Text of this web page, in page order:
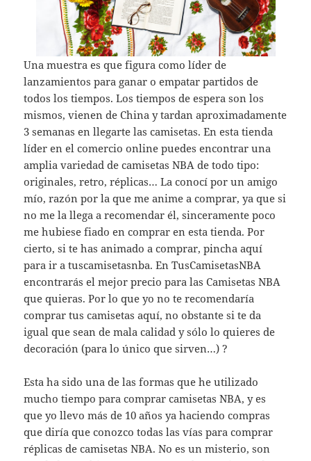
Una muestra es que figura como líder de
lanzamientos para ganar o empatar partidos de
todos los tiempos. Los tiempos de espera son los
mismos, vienen de China y tardan aproximadamente
3 semanas en llegarte las camisetas. En esta tienda
líder en el comercio online puedes encontrar una
amplia variedad de camisetas NBA de todo tipo:
originales, retro, réplicas… La conocí por un amigo
mío, razón por la que me anime a comprar, ya que si
no me la llega a recomendar él, sinceramente poco
me hubiese fiado en comprar en esta tienda. Por
cierto, si te has animado a comprar, pincha aquí
para ir a tuscamisetasnba. En TusCamisetasNBA
encontrarás el mejor precio para las Camisetas NBA
que quieras. Por lo que yo no te recomendaría
comprar tus camisetas aquí, no obstante si te da
igual que sean de mala calidad y sólo lo quieres de
decoración (para lo único que sirven…) ?
Esta ha sido una de las formas que he utilizado
mucho tiempo para comprar camisetas NBA, y es
que yo llevo más de 10 años ya haciendo compras
que diría que conozco todas las vías para comprar
réplicas de camisetas NBA. No es un misterio, son